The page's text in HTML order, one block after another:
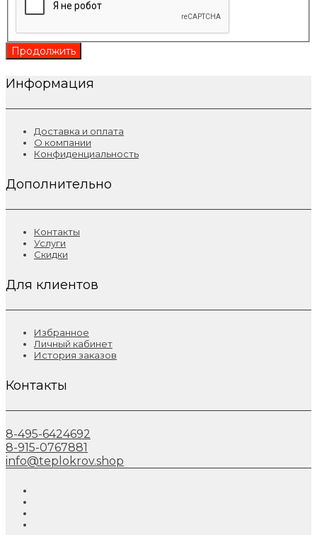
Продолжить
Информация
Доставка и оплата
О компании
Конфиденциальность
Дополнительно
Контакты
Услуги
Скидки
Для клиентов
Избранное
Личный кабинет
История заказов
Контакты
8-495-6424692
8-915-0767881
info@teplokrov.shop